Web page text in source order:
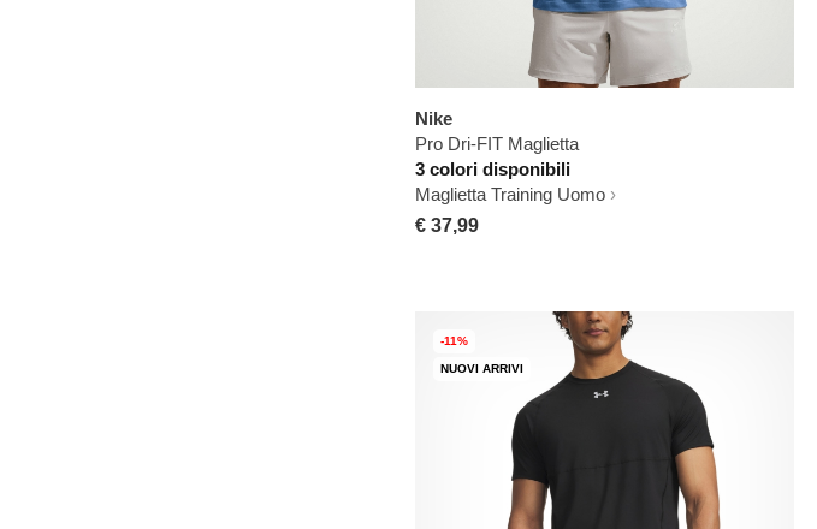
Nike
Pro Dri-FIT Maglietta
3 colori disponibili
Maglietta Training Uomo
€ 37,99
-11%
NUOVI ARRIVI